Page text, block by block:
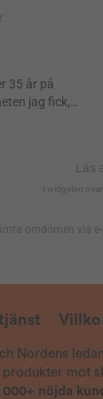
Nordens
mot
000+ nöjda